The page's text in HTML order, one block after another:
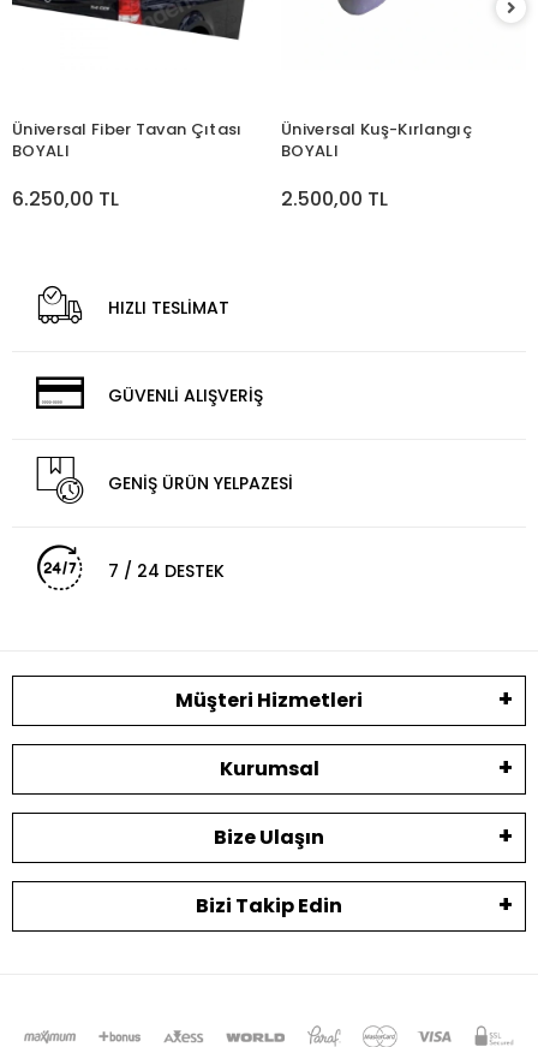
Üniversal Fiber Tavan Çıtası
BOYALI
6.250,00 TL
Üniversal Kuş-Kırlangıç
BOYALI
2.500,00 TL
HIZLI TESLİMAT
GÜVENLİ ALIŞVERİŞ
GENİŞ ÜRÜN YELPAZESİ
7 / 24 DESTEK
Müşteri Hizmetleri
Kurumsal
Bize Ulaşın
Bizi Takip Edin